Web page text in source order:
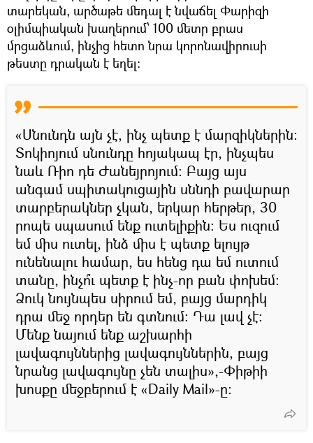
տարեկան, արծաթե մեդալ է նվաճել Փարիզի
օլիմպիական խաղերում՝ 100 մետր բրաս
մրցաձևում, ինչից հետո նրա կորոնավիրուսի
թեստը դրական է եղել:
«Սնունդն այն չէ, ինչ պետք է մարզիկներին։
Տոկիոյում սնունդը հոյակապ էր, ինչպես
նաև Ռիո դե Ժանեյրոյում: Բայց այս
անգամ սպիտակուցային սննդի բավարար
տարբերակներ չկան, երկար հերթեր, 30
րոպե սպասում ենք ուտելիքին: Ես ուզում
եմ միս ուտել, ինձ միս է պետք ելույթ
ունենալու համար, ես հենց դա եմ ուտում
տանը, ինչո՞ւ պետք է ինչ-որ բան փոխեմ:
Ձուկ նույնպես սիրում եմ, բայց մարդիկ
դրա մեջ որդեր են գտնում։ Դա լավ չէ:
Մենք նայում ենք աշխարհի
լավագույններից լավագույններին, բայց
նրանց լավագույնը չեն տալիս»,-Փիթիի
խոսքը մեջբերում է «Daily Mail»-ը։